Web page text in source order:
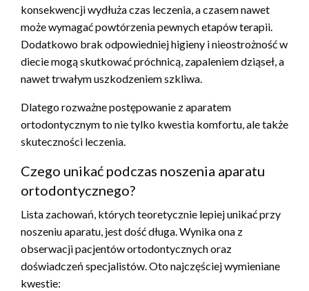
konsekwencji wydłuża czas leczenia, a czasem nawet
może wymagać powtórzenia pewnych etapów terapii.
Dodatkowo brak odpowiedniej higieny i nieostrożność w
diecie mogą skutkować próchnicą, zapaleniem dziąseł, a
nawet trwałym uszkodzeniem szkliwa.
Dlatego rozważne postępowanie z aparatem
ortodontycznym to nie tylko kwestia komfortu, ale także
skuteczności leczenia.
Czego unikać podczas noszenia aparatu
ortodontycznego?
Lista zachowań, których teoretycznie lepiej unikać przy
noszeniu aparatu, jest dość długa. Wynika ona z
obserwacji pacjentów ortodontycznych oraz
doświadczeń specjalistów. Oto najczęściej wymieniane
kwestie: